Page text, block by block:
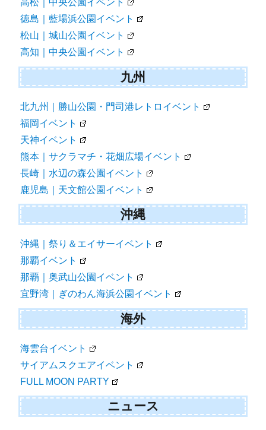
高松｜中央公園イベント
徳島｜藍場浜公園イベント
松山｜城山公園イベント
高知｜中央公園イベント
九州
北九州｜勝山公園・門司港レトロイベント
福岡イベント
天神イベント
熊本｜サクラマチ・花畑広場イベント
長崎｜水辺の森公園イベント
鹿児島｜天文館公園イベント
沖縄
沖縄｜祭り＆エイサーイベント
那覇イベント
那覇｜奥武山公園イベント
宜野湾｜ぎのわん海浜公園イベント
海外
海雲台イベント
サイアムスクエアイベント
FULL MOON PARTY
ニュース